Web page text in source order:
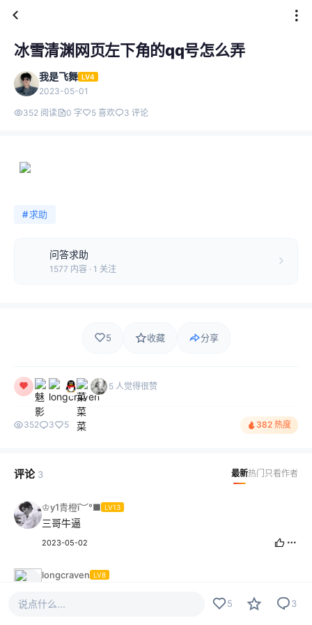
冰雪清渊网页左下角的qq号怎么弄
我是飞舞 LV4
2023-05-01
352 阅读 0 字 5 喜欢 3 评论
#求助
问答求助
1577 内容 · 1 关注
5 收藏 分享
5 人觉得很赞
352 3 5 382 热度
评论 3 最新热门 只看作者
♔y1青橙ī︶°■ LV13
三哥牛逼
2023-05-02
longcraven LV8
2023-05-02
说点什么... 5 3